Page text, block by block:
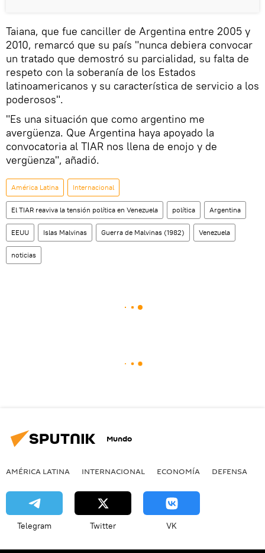
Taiana, que fue canciller de Argentina entre 2005 y
2010, remarcó que su país "nunca debiera convocar
un tratado que demostró su parcialidad, su falta de
respeto con la soberanía de los Estados
latinoamericanos y su característica de servicio a los
poderosos".
"Es una situación que como argentino me
avergüenza. Que Argentina haya apoyado la
convocatoria al TIAR nos llena de enojo y de
vergüenza", añadió.
América Latina Internacional
El TIAR reaviva la tensión política en Venezuela política Argentina
EEUU Islas Malvinas Guerra de Malvinas (1982) Venezuela
noticias
Mundo
AMÉRICA LATINA INTERNACIONAL ECONOMÍA DEFENSA
Telegram Twitter VK